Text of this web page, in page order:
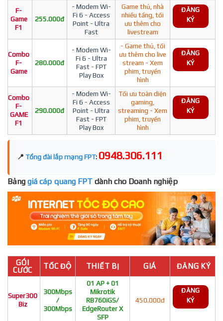
F-
Game
F1
255.000đ
- Modem Wi-
Fi 6 - Access
Point - Ultra
Fast
Game thủ, nhà
nhiều tầng, tối
ưu thêm cho
livestream
ĐĂNG
KÝ
Combo
F-
Game
280.000đ
- Modem Wi-
Fi 6 - Ultra
Fast - FPT
Play Box
- Game thủ, tối
ưu thêm cho live
stream - Xem
phim, truyền
hình
ĐĂNG
KÝ
Combo
F-
GAME
F1
290.000đ
- Modem Wi-
Fi 6 - Access
Point - Ultra
Fast - FPT
Play Box
Tối ưu toàn diện
gaming,
streaming - Xem
phim, truyền
hình
ĐĂNG
KÝ
📍 Tổng đài lắp mạng FPT: 0948.306.111
Bảng giá cáp quang FPT dành cho Doanh nghiệp
GÓI
CƯỚC
TỐC ĐỘ THIẾT BỊ GIÁ ĐĂNG KÝ
Super300
Biz
300Mbps
/
300Mbps
01 AP + 01
Mikrotik
RB760iGS/
EdgeRouter X
SFP
450.000đ
ĐĂNG
KÝ